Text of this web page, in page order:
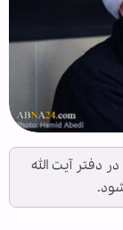
دفتر آیت الله